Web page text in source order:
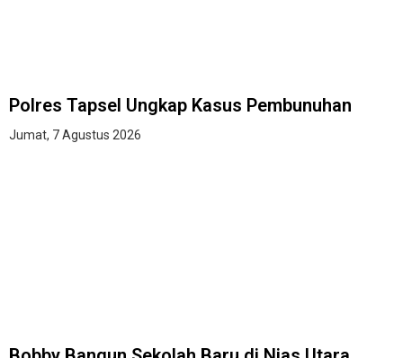
Polres Tapsel Ungkap Kasus Pembunuhan
Jumat, 7 Agustus 2026